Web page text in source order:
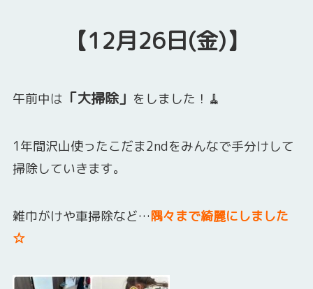
【12月26日(金)】
午前中は 「大掃除」 をしました！🧹
1年間沢山使ったこだま2ndをみんなで手分けして
掃除していきます。
雑巾がけや車掃除など…隅々まで綺麗にしました
☆